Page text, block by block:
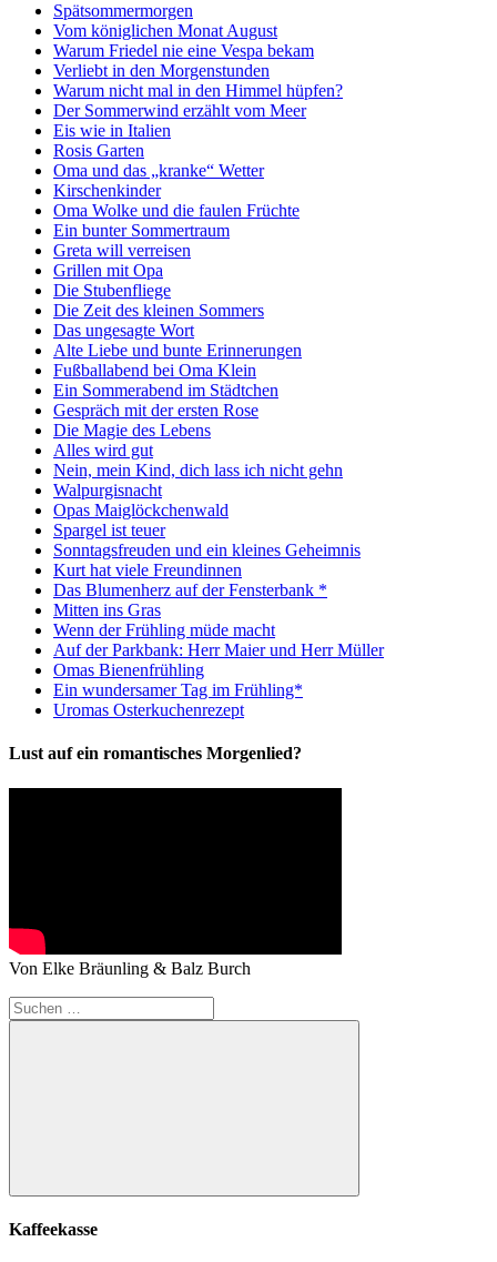
Spätsommermorgen
Vom königlichen Monat August
Warum Friedel nie eine Vespa bekam
Verliebt in den Morgenstunden
Warum nicht mal in den Himmel hüpfen?
Der Sommerwind erzählt vom Meer
Eis wie in Italien
Rosis Garten
Oma und das „kranke“ Wetter
Kirschenkinder
Oma Wolke und die faulen Früchte
Ein bunter Sommertraum
Greta will verreisen
Grillen mit Opa
Die Stubenfliege
Die Zeit des kleinen Sommers
Das ungesagte Wort
Alte Liebe und bunte Erinnerungen
Fußballabend bei Oma Klein
Ein Sommerabend im Städtchen
Gespräch mit der ersten Rose
Die Magie des Lebens
Alles wird gut
Nein, mein Kind, dich lass ich nicht gehn
Walpurgisnacht
Opas Maiglöckchenwald
Spargel ist teuer
Sonntagsfreuden und ein kleines Geheimnis
Kurt hat viele Freundinnen
Das Blumenherz auf der Fensterbank *
Mitten ins Gras
Wenn der Frühling müde macht
Auf der Parkbank: Herr Maier und Herr Müller
Omas Bienenfrühling
Ein wundersamer Tag im Frühling*
Uromas Osterkuchenrezept
Lust auf ein romantisches Morgenlied?
Von Elke Bräunling & Balz Burch
Suchen
nach:
Suchen
Kaffeekasse